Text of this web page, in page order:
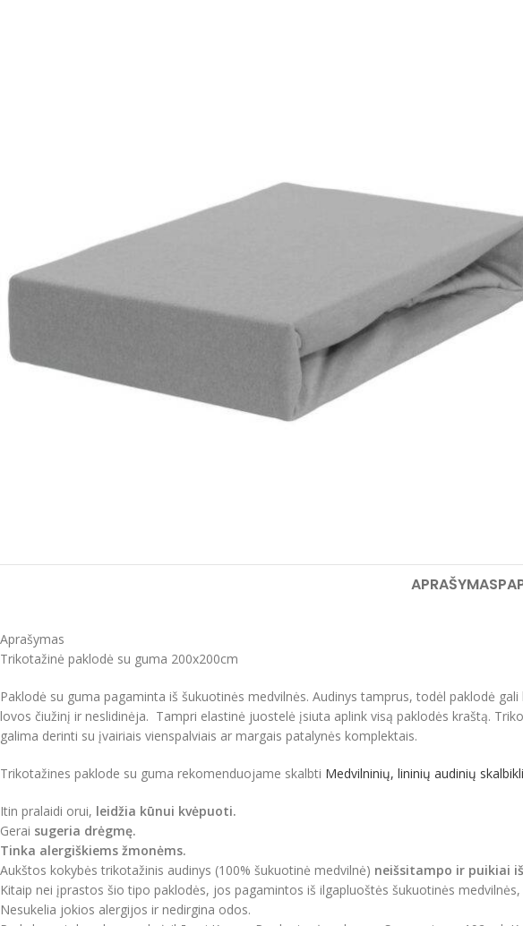
APRAŠYMAS
Aprašymas
Trikotažinė paklodė su guma 200x200cm
Paklodė su guma pagaminta iš šukuotinės medvilnės. Audinys tamprus, todėl paklodė
lovos čiužinį ir neslidinėja. Tampri elastinė juostelė įsiuta aplink visą paklodės kraštą.
galima derinti su įvairiais vienspalviais ar margais patalynės komplektais.
Trikotažines paklode su guma rekomenduojame skalbti Medvilninių, lininių audinių
Itin pralaidi orui, leidžia kūnui kvėpuoti.
Gerai sugeria drėgmę.
Tinka alergiškiems žmonėms.
Aukštos kokybės trikotažinis audinys (100% šukuotinė medvilnė) neišsitampo ir puikiai
Kitaip nei įprastos šio tipo paklodės, jos pagamintos iš ilgapluoštės šukuotinės
Nesukelia jokios alergijos ir nedirgina odos.